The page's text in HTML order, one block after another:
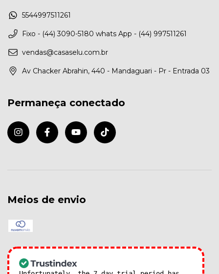
5544997511261
Fixo - (44) 3090-5180 whats App - (44) 997511261
vendas@casaselu.com.br
Av Chacker Abrahin, 440 - Mandaguari - Pr - Entrada 03
Permaneça conectado
Meios de envio